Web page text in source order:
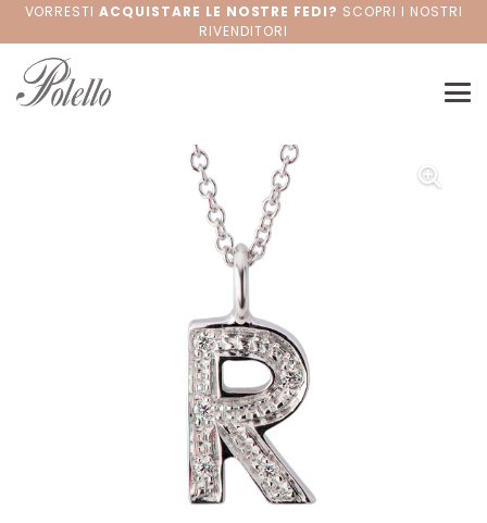
VORRESTIACQUISTARE LE NOSTRE FEDI? SCOPRI I NOSTRI
RIVENDITORI